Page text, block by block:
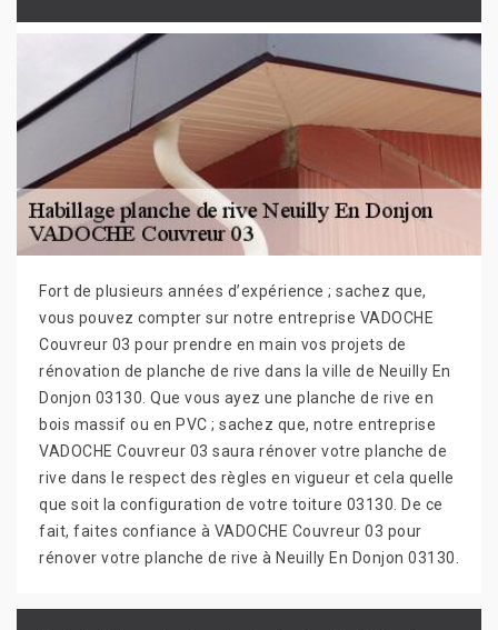
Fort de plusieurs années d’expérience ; sachez que,
vous pouvez compter sur notre entreprise VADOCHE
Couvreur 03 pour prendre en main vos projets de
rénovation de planche de rive dans la ville de Neuilly En
Donjon 03130. Que vous ayez une planche de rive en
bois massif ou en PVC ; sachez que, notre entreprise
VADOCHE Couvreur 03 saura rénover votre planche de
rive dans le respect des règles en vigueur et cela quelle
que soit la configuration de votre toiture 03130. De ce
fait, faites confiance à VADOCHE Couvreur 03 pour
rénover votre planche de rive à Neuilly En Donjon 03130.